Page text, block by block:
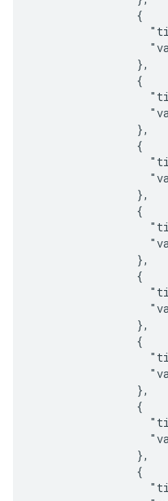
                {
                },
                {
                },
                {
                },
                {
                },
                {
                },
                {
                },
                {
                },
                {